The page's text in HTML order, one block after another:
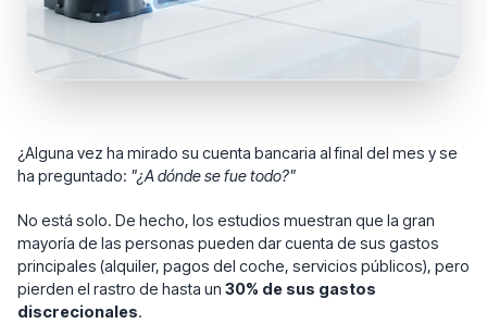
¿Alguna vez ha mirado su cuenta bancaria al final del mes y se
ha preguntado: "¿A dónde se fue todo?"
No está solo. De hecho, los estudios muestran que la gran
mayoría de las personas pueden dar cuenta de sus gastos
principales (alquiler, pagos del coche, servicios públicos), pero
pierden el rastro de hasta un 30% de sus gastos
discrecionales.